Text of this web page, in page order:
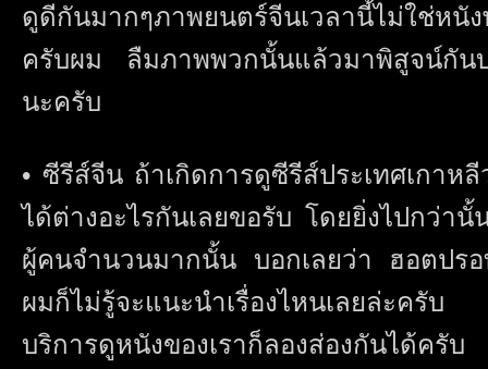
ดูดีกันมากๆภาพยนตร์จีนเวลานี้ไม่ใช่หนั
ครับผม ลืมภาพพวกนั้นแล้วมาพิสูจน์กันบ
นะครับ
• ซีรีส์จีน ถ้าเกิดการดูซีรีส์ประเทศเกา
ได้ต่างอะไรกันเลยขอรับ โดยยิ่งไปกว่า
ผู้คนจำนวนมากนั้น บอกเลยว่า ฮอตปร
ผมก็ไม่รู้จะแนะนำเรื่องไหนเลยล่ะครั
บริการดูหนังของเราก็ลองส่องกันได้ครับ